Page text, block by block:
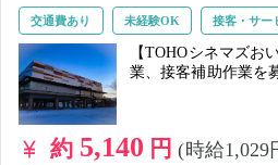
交通費あり 未経験OK 接客・サー
【TOHOシネマズお
業、接客補助作業を
約 5,140 円(時給1,029